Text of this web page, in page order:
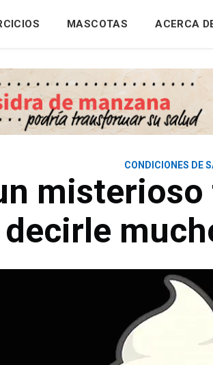
MASCOTAS ACERCA
CONDICIONES DE